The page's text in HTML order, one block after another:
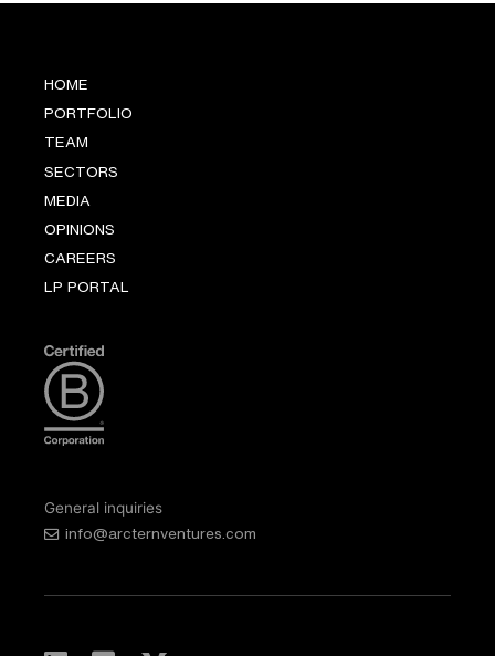
HOME
PORTFOLIO
TEAM
SECTORS
MEDIA
OPINIONS
CAREERS
LP PORTAL
General inquiries
info@arcternventures.com